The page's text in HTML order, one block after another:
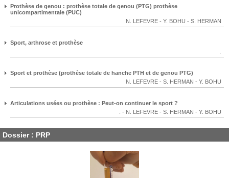
Prothèse de genou : prothèse totale de genou (PTG) prothèse
unicompartimentale (PUC)
N. LEFEVRE - Y. BOHU - S. HERMAN
Sport, arthrose et prothèse
.
Sport et prothèse (prothèse totale de hanche PTH et de genou PTG)
N. LEFEVRE - S. HERMAN - Y. BOHU
Articulations usées ou prothèse : Peut-on continuer le sport ?
. - N. LEFEVRE - S. HERMAN - Y. BOHU
Dossier : PRP